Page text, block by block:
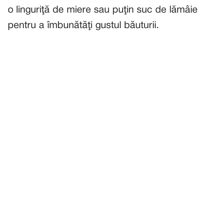
o linguriţă de miere sau puţin suc de lămâie
pentru a îmbunătăţi gustul băuturii.